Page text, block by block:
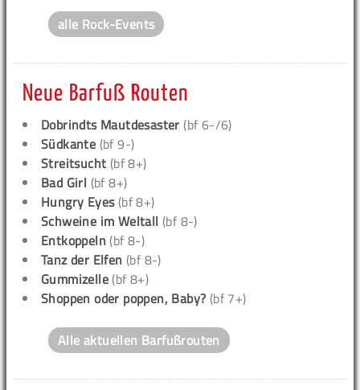
alle Rock-Events
Neue Barfuß Routen
Dobrindts Mautdesaster (bf 6-/6)
Südkante (bf 9-)
Streitsucht (bf 8+)
Bad Girl (bf 8+)
Hungry Eyes(bf 8+)
Schweine im Weltall (bf 8-)
Entkoppeln (bf 8-)
Tanz der Elfen (bf 8-)
Gummizelle (bf 8+)
Shoppen oder poppen, Baby? (bf 7+)
Alle aktuellen Barfußrouten